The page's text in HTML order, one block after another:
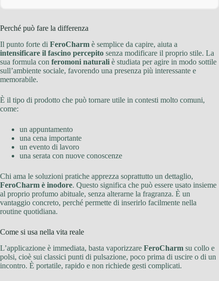
Perché può fare la differenza
Il punto forte di FeroCharm è semplice da capire, aiuta a
intensificare il fascino percepito senza modificare il proprio stile. La
sua formula con feromoni naturali è studiata per agire in modo sottile
sull’ambiente sociale, favorendo una presenza più interessante e
memorabile.
È il tipo di prodotto che può tornare utile in contesti molto comuni,
come:
un appuntamento
una cena importante
un evento di lavoro
una serata con nuove conoscenze
Chi ama le soluzioni pratiche apprezza soprattutto un dettaglio,
FeroCharm è inodore. Questo significa che può essere usato insieme
al proprio profumo abituale, senza alterarne la fragranza. È un
vantaggio concreto, perché permette di inserirlo facilmente nella
routine quotidiana.
Come si usa nella vita reale
L’applicazione è immediata, basta vaporizzare FeroCharm su collo e
polsi, cioè sui classici punti di pulsazione, poco prima di uscire o di un
incontro. È portatile, rapido e non richiede gesti complicati.